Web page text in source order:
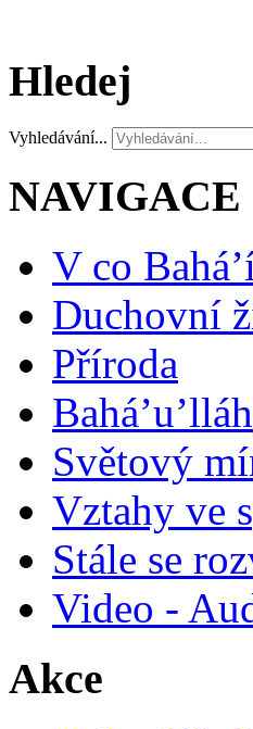
Hledej
Vyhledávání...
NAVIGACE
V co
Duchovní
Příroda
Bahá’u’lláh
Světový
Vztahy ve
Stále se
Video -
Akce